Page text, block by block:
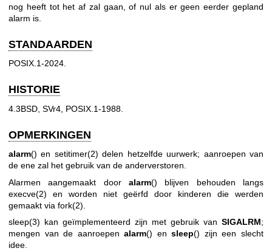
nog heeft tot het af zal gaan, of nul als er geen eerder gepland
alarm is.
STANDAARDEN
POSIX.1-2024.
HISTORIE
4.3BSD, SVr4, POSIX.1-1988.
OPMERKINGEN
alarm() en setitimer(2) delen hetzelfde uurwerk; aanroepen van
de ene zal het gebruik van de anderverstoren.
Alarmen aangemaakt door alarm() blijven behouden langs
execve(2) en worden niet geërfd door kinderen die werden
gemaakt via fork(2)
sleep(3) kan geïmplementeerd zijn met gebruik van SIGALRM;
mengen van de aanroepenalarm() ensleep() zijn een slecht
idee.